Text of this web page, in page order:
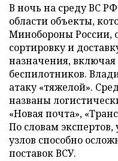
В ночь на среду ВС
области объекты,
Минобороны России,
сортировку и
назначения,
беспилотников.
атаку «тяжелой».
названы
«Новая почта»,
По словам
узлов способно
поставок ВСУ.